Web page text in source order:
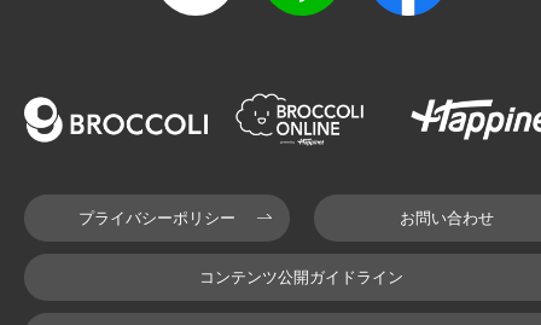
プライバシーポリシー お問い合わせ
コンテンツ公開ガイドライン